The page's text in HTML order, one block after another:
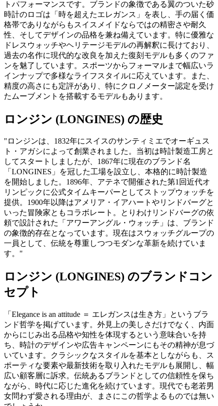
トパフォーマンスです。ブランドの象徴である翼のついた砂
時計のロゴは「時を超えたエレガンス」を表し、手の届く価
格帯でありながらもスイスメイドならではの精密さや耐久
性、そしてデザインの品格を兼ね備えています。特に優雅な
ドレスウォッチやヘリテージモデルの再解釈に長けており、
過去の名作に現代的な改良を加えた復刻モデルも多くのファ
ンを魅了しています。スポーツからフォーマルまで幅広いラ
インナップで多様なライフスタイルに応えています。また、
精度の高さにも定評があり、特にクロノメーター認定を受け
たムーブメントを搭載するモデルもあります。
ロンジン (LONGINES) の歴史
"ロンジンは、1832年にスイスのサンティミエでオーギュス
ト・アガシによって創業されました。当初は時計製造工房と
してスタートしましたが、1867年に現在のブランド名
「LONGINES」を冠した工場を設立し、本格的に時計製造
を開始しました。1896年、アテネで開催された第1回近代オ
リンピックに公式タイムキーパーとしてストップウォッチを
提供。1900年以降はアメリア・イアハートやリンドバーグと
いった冒険家ともコラボレート。とりわけリンドバーグの依
頼で設計された「アワーアングル・ウォッチ」は、ブランド
の象徴的存在となっています。現在はスウォッチグループの
一員として、伝統を尊重しつつモダンな革新を続けていま
す。"
ロンジン (LONGINES) のブランドコン
セプト
「Elegance is an attitude ＝ エレガンスは生き方」というブラ
ンド哲学を掲げています。外見上の美しさだけでなく、内面
からにじみ出る品格や知性を体現するという意味合いを持
ち、時計のデザインや広告キャンペーンにもその精神が息づ
いています。クラシックなスタイルを基本としながらも、ス
ポーティな要素や最新技術を取り入れたモデルも展開し、幅
広い顧客層に訴求。伝統あるブランドとしての信頼性を保ち
ながら、時代に応じた進化を続けています。現代でも老若男
女問わず愛される理由が、まさにこの哲学よるものでは無い